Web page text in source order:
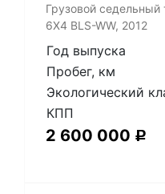
​Грузовой седельный
6X4 BLS-WW, 2012
Год выпуска
Пробег, км
Экологический
КПП
2 600 000 Р